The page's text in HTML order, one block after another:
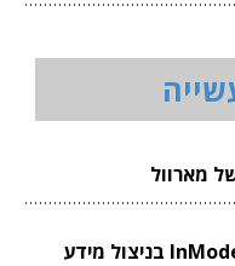
מארוול
קרן Steel מאשימה את מנכ"ל InMode בניצול מידע